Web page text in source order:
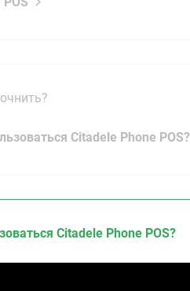
Citadele Phone POS?
Citadele Phone POS?